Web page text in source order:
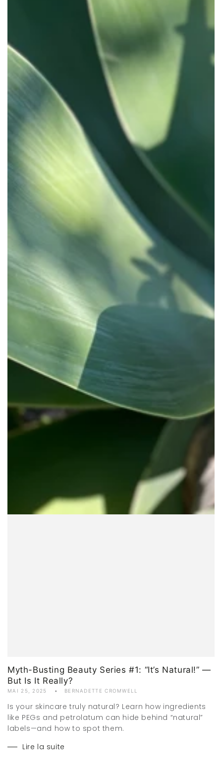
Myth-Busting Beauty Series #1: “It’s Natural!” —
But Is It Really?
MAI 25, 2025 BERNADETTE CROMWELL
Is your skincare truly natural? Learn how ingredients
like PEGs and petrolatum can hide behind “natural”
labels—and how to spot them.
Lire la suite